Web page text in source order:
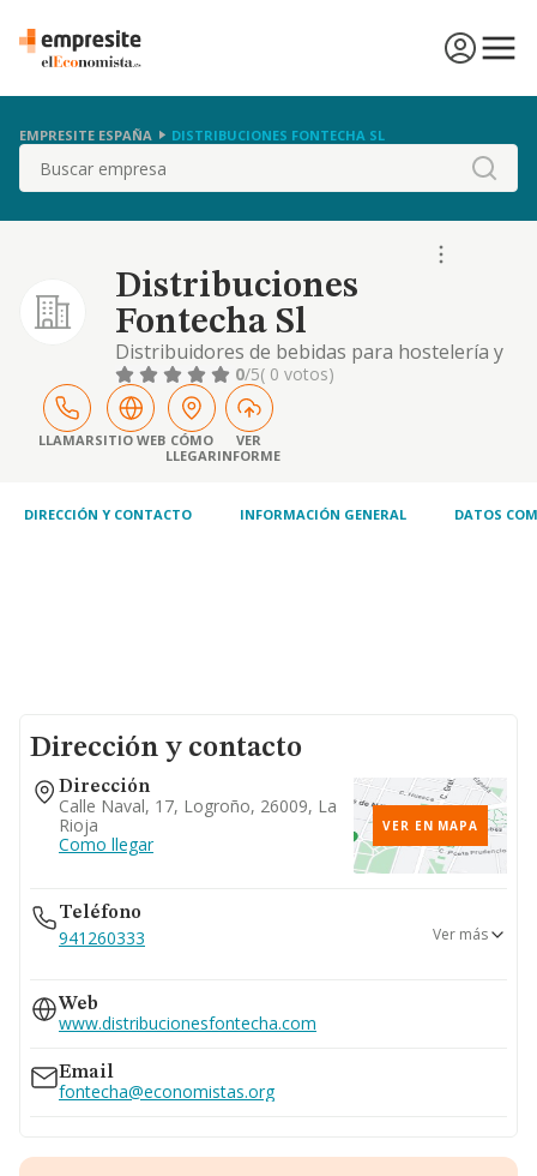
EMPRESITE ESPAÑA DISTRIBUCIONES FONTECHA SL
Buscar
Distribuciones
Fontecha Sl
Distribuidores de bebidas para hostelería y
restauración. 0/5( 0 votos)
LLAMARSITIO WEB CÓMO
LLEGAR
VER
INFORME
DIRECCIÓN Y CONTACTO INFORMACIÓN GENERAL DATOS
Dirección y contacto
Dirección
Calle Naval, 17, Logroño, 26009, La
Rioja
Como llegar
VER EN MAPA
Teléfono
941260333
690...
Ver teléfono 690...
Ver más
Web
www.distribucionesfontecha.com
Email
fontecha@economistas.org